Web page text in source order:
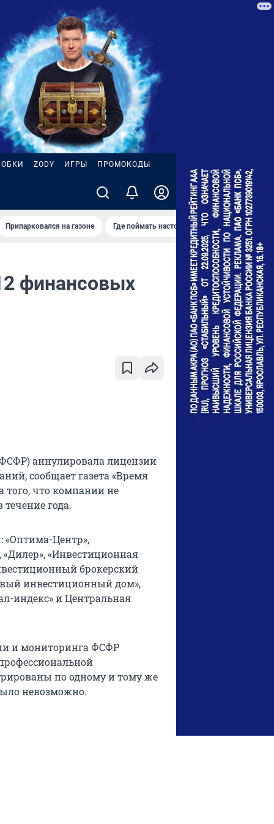
ZODY ИГРЫ ПРОМОКОДЫ
Припарковался на газоне Где поймать настоящее лето Атака
финансовых
аннулировала лицензии
сообщает газета «Время
того, что компании не
года.
Центр»,
«Дилер», «Инвестиционная
брокерский
инвестиционный дом»,
индекс» и Центральная
и мониторинга ФСФР
по одному и тому же
невозможно.